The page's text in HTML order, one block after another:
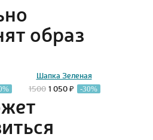
образ
Шапка Зеленая
1500 1 050 ₽ -30%